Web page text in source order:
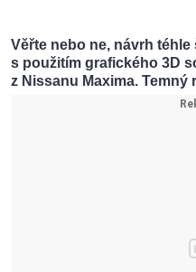
Věřte nebo ne, návrh
s použitím grafického 3D
z Nissanu Maxima. Temný